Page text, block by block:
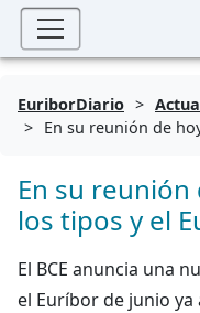
EuriborDiario >
> En su reunión de
En su reunión
los tipos y el
El BCE anuncia una
el Euríbor de junio ya